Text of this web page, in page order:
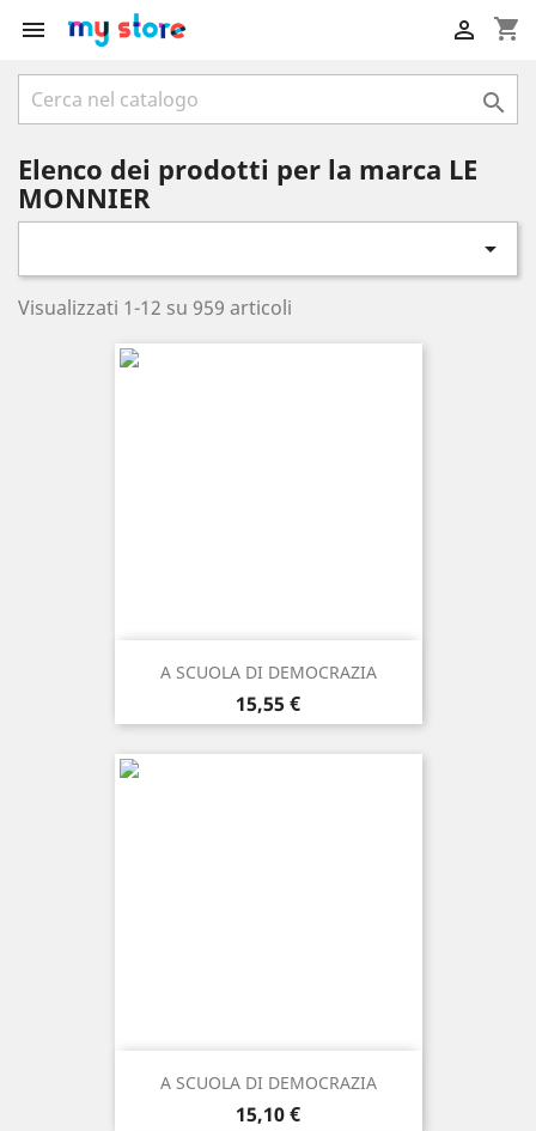
 shopping_cart


Elenco dei prodotti per la marca LE
MONNIER

Visualizzati 1-12 su 959 articoli
A SCUOLA DI DEMOCRAZIA
Prezzo
15,55 €
A SCUOLA DI DEMOCRAZIA
Prezzo
15,10 €